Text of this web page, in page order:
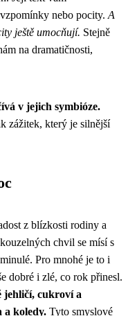
nebo pocity. A
ještě umocňují. Stejně
na dramatičnosti,
v jejich symbióze.
zážitek, který je silnější
z blízkosti rodiny a
chvil se mísí s
Pro mnohé je to i
dobré i zlé, co rok přinesl.
jehličí, cukroví a
a koledy. Tyto smyslové